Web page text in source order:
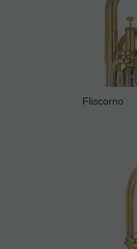
Fliscorno